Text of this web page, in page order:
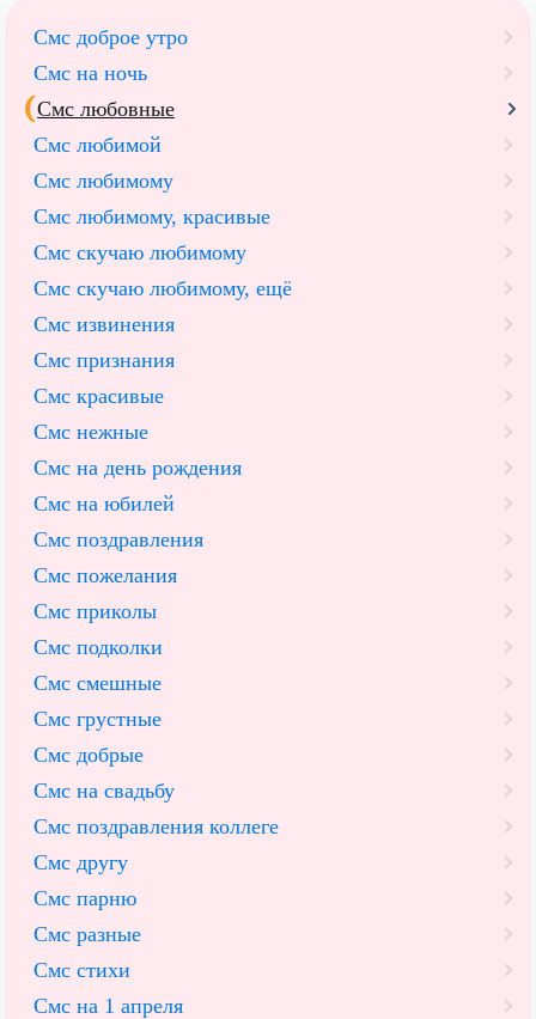
Смс доброе утро
Смс на ночь
Смс любовные
Смс любимой
Смс любимому
Смс любимому, красивые
Смс скучаю любимому
Смс скучаю любимому, ещё
Смс извинения
Смс признания
Смс красивые
Смс нежные
Смс на день рождения
Смс на юбилей
Смс поздравления
Смс пожелания
Смс приколы
Смс подколки
Смс смешные
Смс грустные
Смс добрые
Смс на свадьбу
Смс поздравления коллеге
Смс другу
Смс парню
Смс разные
Смс стихи
Смс на 1 апреля